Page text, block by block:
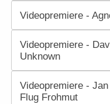
Videopremiere -
Videopremiere -
Unknown
Videopremiere -
Flug Frohmut